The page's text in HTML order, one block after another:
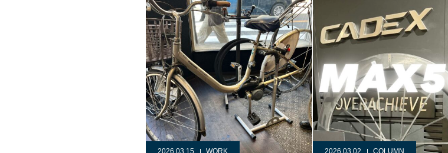
2026.03.15 WORK 2026.03.02 COLUMN